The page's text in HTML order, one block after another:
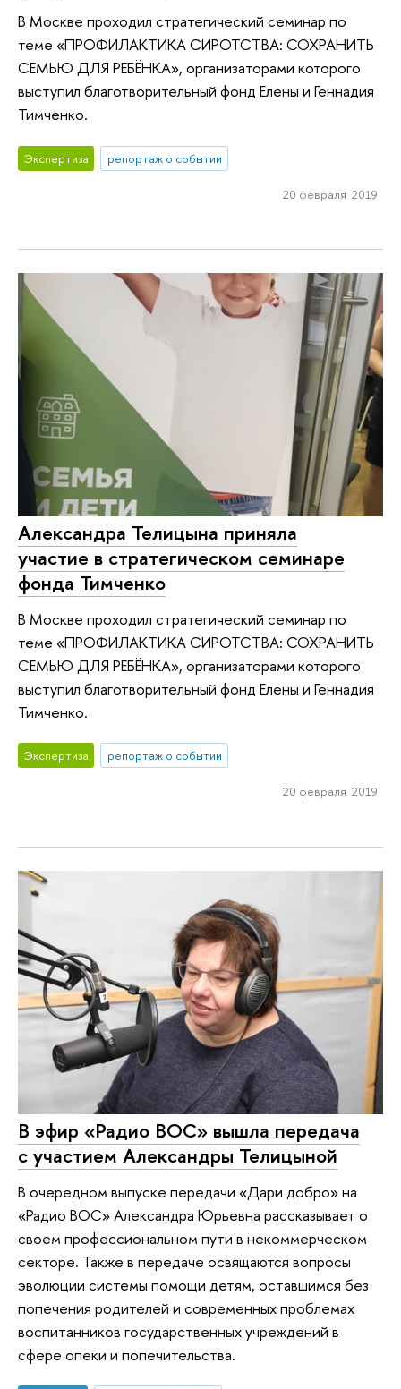
В Москве проходил стратегический семинар по
теме «ПРОФИЛАКТИКА СИРОТСТВА: СОХРАНИТЬ
СЕМЬЮ ДЛЯ РЕБЁНКА», организаторами которого
выступил благотворительный фонд Елены и Геннадия
Тимченко.
Экспертиза репортаж о событии
20 февраля 2019
Александра Телицына приняла
участие в стратегическом семинаре
фонда Тимченко
В Москве проходил стратегический семинар по
теме «ПРОФИЛАКТИКА СИРОТСТВА: СОХРАНИТЬ
СЕМЬЮ ДЛЯ РЕБЁНКА», организаторами которого
выступил благотворительный фонд Елены и Геннадия
Тимченко.
Экспертиза репортаж о событии
20 февраля 2019
В эфир «Радио ВОС» вышла передача
с участием Александры Телицыной
В очередном выпуске передачи «Дари добро» на
«Радио ВОС» Александра Юрьевна рассказывает о
своем профессиональном пути в некоммерческом
секторе. Также в передаче освящаются вопросы
эволюции системы помощи детям, оставшимся без
попечения родителей и современных проблемах
воспитанников государственных учреждений в
сфере опеки и попечительства.